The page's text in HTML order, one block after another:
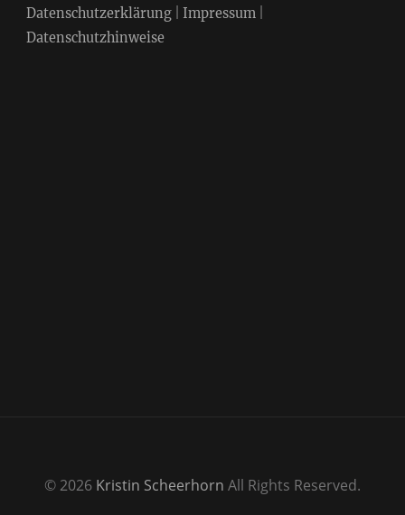
Datenschutzerklärung| Impressum|
Datenschutzhinweise
© 2026 Kristin Scheerhorn All Rights Reserved.